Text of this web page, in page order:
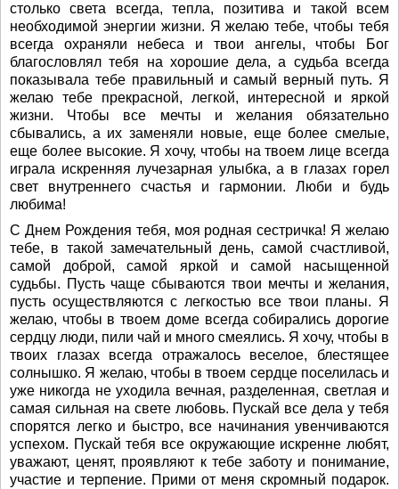
столько света всегда, тепла, позитива и такой всем
необходимой энергии жизни. Я желаю тебе, чтобы тебя
всегда охраняли небеса и твои ангелы, чтобы Бог
благословлял тебя на хорошие дела, а судьба всегда
показывала тебе правильный и самый верный путь. Я
желаю тебе прекрасной, легкой, интересной и яркой
жизни. Чтобы все мечты и желания обязательно
сбывались, а их заменяли новые, еще более смелые,
еще более высокие. Я хочу, чтобы на твоем лице всегда
играла искренняя лучезарная улыбка, а в глазах горел
свет внутреннего счастья и гармонии. Люби и будь
любима!
С Днем Рождения тебя, моя родная сестричка! Я желаю
тебе, в такой замечательный день, самой счастливой,
самой доброй, самой яркой и самой насыщенной
судьбы. Пусть чаще сбываются твои мечты и желания,
пусть осуществляются с легкостью все твои планы. Я
желаю, чтобы в твоем доме всегда собирались дорогие
сердцу люди, пили чай и много смеялись. Я хочу, чтобы в
твоих глазах всегда отражалось веселое, блестящее
солнышко. Я желаю, чтобы в твоем сердце поселилась и
уже никогда не уходила вечная, разделенная, светлая и
самая сильная на свете любовь. Пускай все дела у тебя
спорятся легко и быстро, все начинания увенчиваются
успехом. Пускай тебя все окружающие искренне любят,
уважают, ценят, проявляют к тебе заботу и понимание,
участие и терпение. Прими от меня скромный подарок.